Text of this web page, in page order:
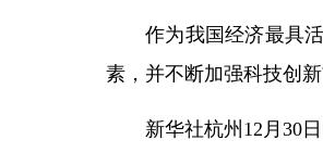
作为我国经济最具
素，并不断加强科技创
新华社杭州12月30